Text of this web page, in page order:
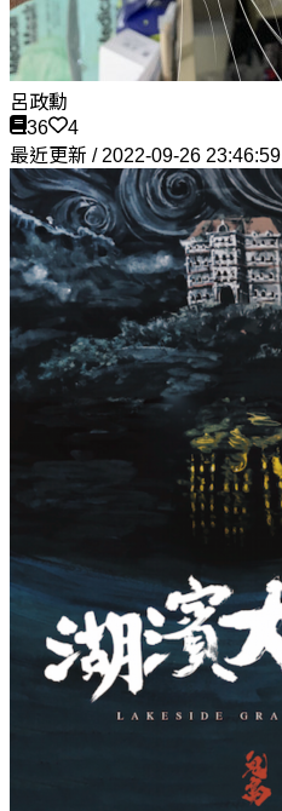
呂政勳
36
4
最近更新 / 2022-09-26 23:46:59